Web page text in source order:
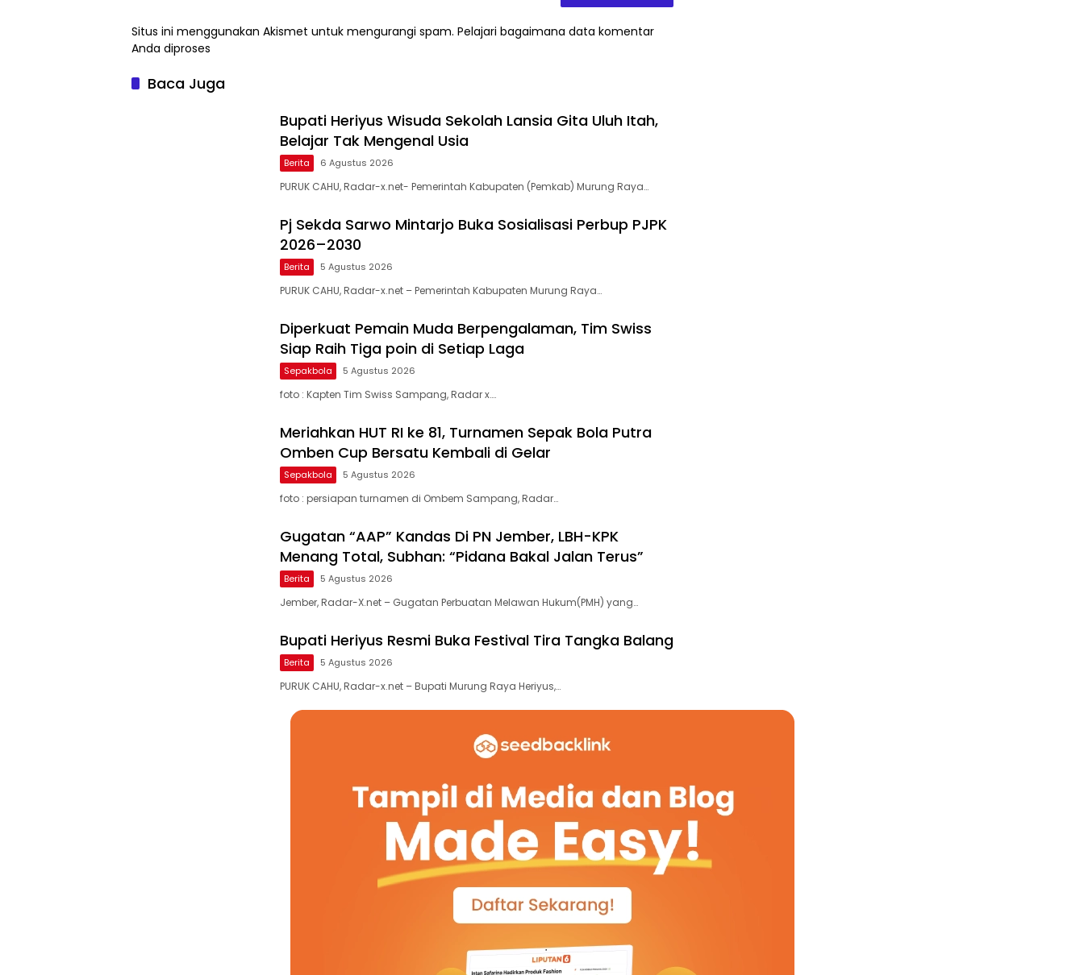
Situs ini menggunakan Akismet untuk mengurangi spam. Pelajari bagaimana data komentar
Anda diproses
Baca Juga
Bupati Heriyus Wisuda Sekolah Lansia Gita Uluh Itah,
Belajar Tak Mengenal Usia
Berita 6 Agustus 2026
PURUK CAHU, Radar-x.net- Pemerintah Kabupaten (Pemkab) Murung Raya…
Pj Sekda Sarwo Mintarjo Buka Sosialisasi Perbup PJPK
2026–2030
Berita 5 Agustus 2026
PURUK CAHU, Radar-x.net – Pemerintah Kabupaten Murung Raya…
Diperkuat Pemain Muda Berpengalaman, Tim Swiss
Siap Raih Tiga poin di Setiap Laga
Sepakbola 5 Agustus 2026
foto : Kapten Tim Swiss Sampang, Radar x….
Meriahkan HUT RI ke 81, Turnamen Sepak Bola Putra
Omben Cup Bersatu Kembali di Gelar
Sepakbola 5 Agustus 2026
foto : persiapan turnamen di Ombem Sampang, Radar…
Gugatan “AAP” Kandas Di PN Jember, LBH-KPK
Menang Total, Subhan: “Pidana Bakal Jalan Terus”
Berita 5 Agustus 2026
Jember, Radar-X.net – Gugatan Perbuatan Melawan Hukum(PMH) yang…
Bupati Heriyus Resmi Buka Festival Tira Tangka Balang
Berita 5 Agustus 2026
PURUK CAHU, Radar-x.net – Bupati Murung Raya Heriyus,…